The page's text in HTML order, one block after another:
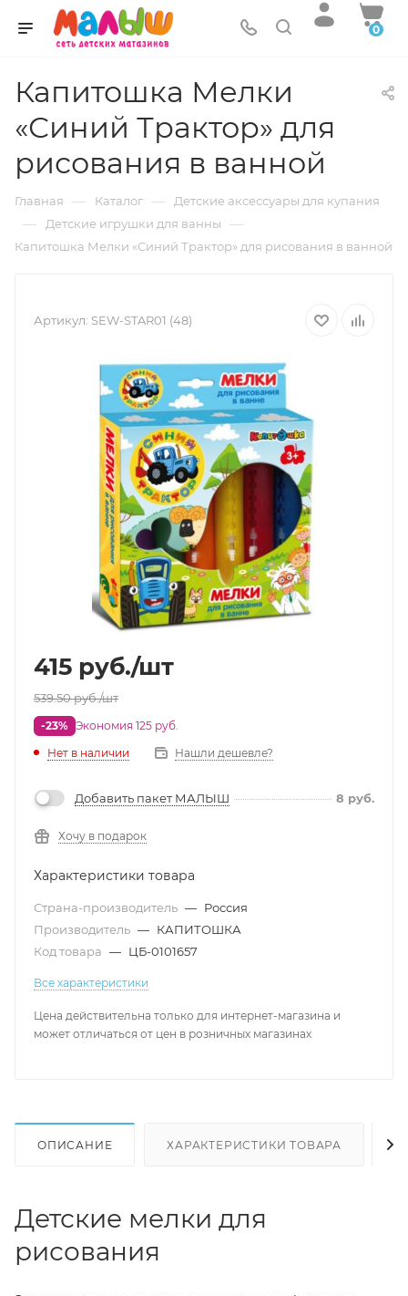
0
Капитошка Мелки
«Синий Трактор» для
рисования в ванной
Главная — Каталог — Детские аксессуары для купания
— Детские игрушки для ванны —
Капитошка Мелки «Синий Трактор» для рисования в ванной
Артикул: SEW-STAR01 (48)
415 руб./шт
539.50руб./шт
-23% Экономия 125 руб.
Нет в наличии
Нашли дешевле?
Добавить пакет МАЛЫШ 8 руб.
Хочу в подарок
Характеристики товара
Страна-производитель — Россия
Производитель — КАПИТОШКА
Код товара — ЦБ-0101657
Все характеристики
Цена действительна только для интернет-магазина и
может отличаться от цен в розничных магазинах
ОПИСАНИЕ ХАРАКТЕРИСТИКИ ТОВАРА
Детские мелки для
рисования